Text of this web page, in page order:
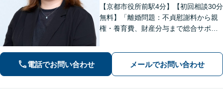
【京都市役所前駅4分】【初回相談30分
無料】「離婚問題：不貞慰謝料から親
権・養育費、財産分与まで総合サポー
えて諦める前に、まずはあなたのご希
望をお聞かせください【休日・夜間相
電話でお問い合わせ メールでお問い合わせ